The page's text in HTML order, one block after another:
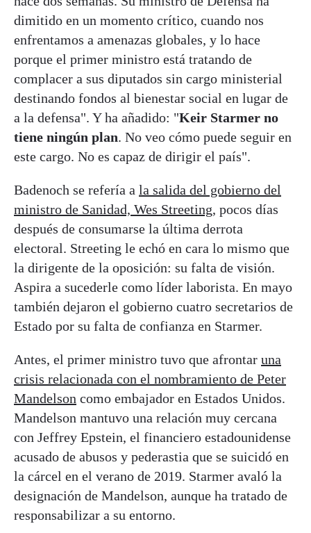
dimitido en un momento crítico, cuando nos
enfrentamos a amenazas globales, y lo hace
porque el primer ministro está tratando de
complacer a sus diputados sin cargo ministerial
destinando fondos al bienestar social en lugar de
a la defensa". Y ha añadido: "Keir Starmer no
tiene ningún plan. No veo cómo puede seguir en
este cargo. No es capaz de dirigir el país".
Badenoch se refería a la salida del gobierno del
ministro de Sanidad, Wes Streeting, pocos días
después de consumarse la última derrota
electoral. Streeting le echó en cara lo mismo que
la dirigente de la oposición: su falta de visión.
Aspira a sucederle como líder laborista. En mayo
también dejaron el gobierno cuatro secretarios de
Estado por su falta de confianza en Starmer.
Antes, el primer ministro tuvo que afrontar una
crisis relacionada con el nombramiento de Peter
Mandelson como embajador en Estados Unidos.
Mandelson mantuvo una relación muy cercana
con Jeffrey Epstein, el financiero estadounidense
acusado de abusos y pederastia que se suicidó en
la cárcel en el verano de 2019. Starmer avaló la
designación de Mandelson, aunque ha tratado de
responsabilizar a su entorno.